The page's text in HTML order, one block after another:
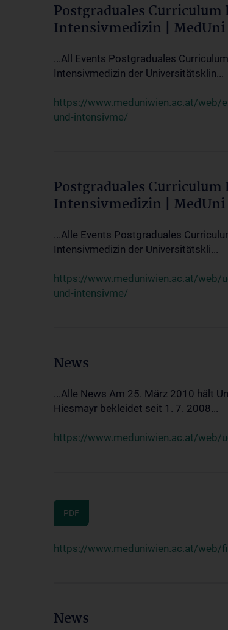
Postgraduales
Intensivmedizin | MedUni
...All Events Postgraduales
Intensivmedizin der Universitätsklin...
https://www.meduniwien.ac.at/web/
und-intensivme/
Postgraduales
Intensivmedizin | MedUni
...Alle Events Postgraduales
Intensivmedizin der Universitätskli...
https://www.meduniwien.ac.at/web/
und-intensivme/
News
...Alle News Am 25. März 2010 hält
Hiesmayr bekleidet seit 1. 7. 2008...
https://www.meduniwien.ac.at/web/
PDF
https://www.meduniwien.ac.at/web/
News